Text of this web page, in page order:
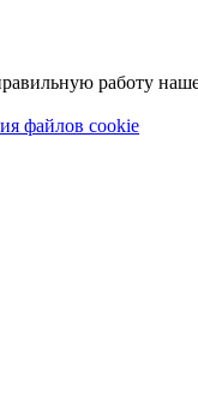
работу
файлов cookie